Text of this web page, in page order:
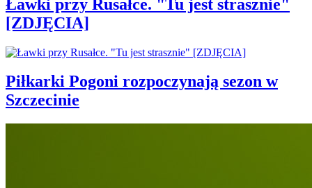
Ławki przy Rusałce. "Tu jest strasznie"
[ZDJĘCIA]
Piłkarki Pogoni rozpoczynają sezon w
Szczecinie